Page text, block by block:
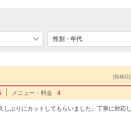
性別・年代
[投稿日
メニュー・料金 4
ぶりにカットしてもらいました。丁寧に対応